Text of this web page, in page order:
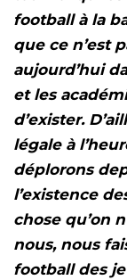
football à la
que ce n’est
aujourd’hui
et les
d’exister.
légale à
déplorons
l’existence
chose qu’on
nous, nous
football des